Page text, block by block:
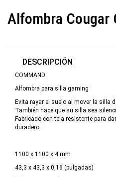
Alfombra Cougar
DESCRIPCIÓN
COMMAND
Alfombra para silla gaming
Evita rayar el suelo al mover la silla
También hace que su silla sea
Fabricado con tela resistente para
duradero.
1100 x 1100 x 4 mm
43,3 x 43,3 x 0,16 (pulgadas)